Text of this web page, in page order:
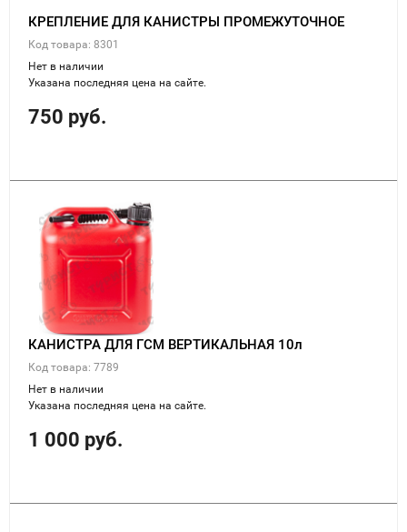
КРЕПЛЕНИЕ ДЛЯ КАНИСТРЫ ПРОМЕЖУТОЧНОЕ
Код товара: 8301
Нет в наличии
Указана последняя цена на сайте.
750 руб.
КАНИСТРА ДЛЯ ГСМ ВЕРТИКАЛЬНАЯ 10л
Код товара: 7789
Нет в наличии
Указана последняя цена на сайте.
1 000 руб.